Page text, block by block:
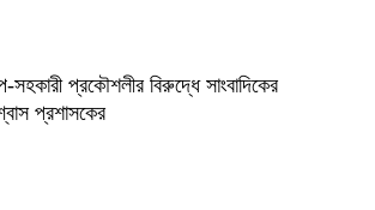
প্রকৌশলীর বিরুদ্ধে সাংবাদিকের
প্রশাসকের